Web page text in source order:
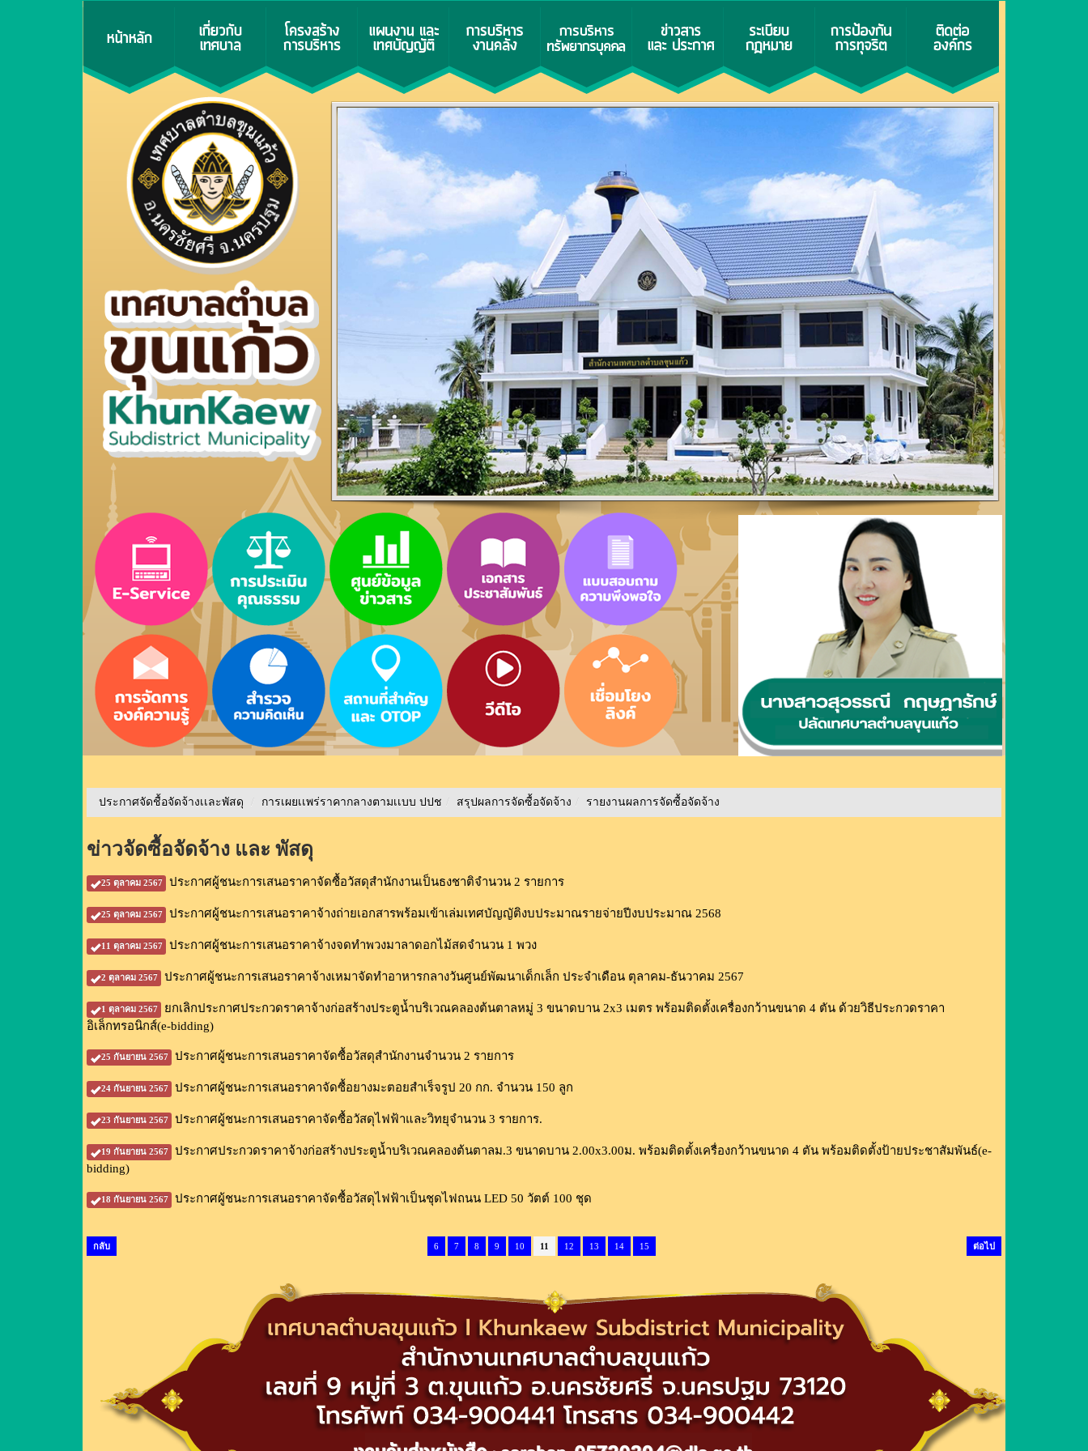
ประกาศจัดชื้อจัดจ้างเเละพัสดุ / การเผยเเพร่ราคากลางตามเเบบ ปปช / สรุปผลการจัดซื้อจัดจ้าง / รายงานผลการจัดซื้อจัดจ้าง
ข่าวจัดซื้อจัดจ้าง และ พัสดุ
25 ตุลาคม 2567 ประกาศผู้ชนะการเสนอราคาจัดซื้อวัสดุสำนักงานเป็นธงชาติจำนวน 2 รายการ
25 ตุลาคม 2567 ประกาศผู้ชนะการเสนอราคาจ้างถ่ายเอกสารพร้อมเข้าเล่มเทศบัญญัติงบประมาณรายจ่ายปีงบประมาณ 2568
11 ตุลาคม 2567 ประกาศผู้ชนะการเสนอราคาจ้างจดทำพวงมาลาดอกไม้สดจำนวน 1 พวง
2 ตุลาคม 2567 ประกาศผู้ชนะการเสนอราคาจ้างเหมาจัดทำอาหารกลางวันศูนย์พัฒนาเด็กเล็ก ประจำเดือน ตุลาคม-ธันวาคม 2567
1 ตุลาคม 2567
ยกเลิกประกาศประกวดราคาจ้างก่อสร้างประตูน้ำบริเวณคลองต้นตาลหมู่ 3 ขนาดบาน 2x3 เมตร พร้อมติดตั้งเครื่องกว้านขนาด 4 ตัน ด้วยวิธีประกวดราคา
อิเล็กทรอนิกส์(e-bidding)
25 กันยายน 2567 ประกาศผู้ชนะการเสนอราคาจัดซื้อวัสดุสำนักงานจำนวน 2 รายการ
24 กันยายน 2567 ประกาศผู้ชนะการเสนอราคาจัดซื้อยางมะตอยสำเร็จรูป 20 กก. จำนวน 150 ลูก
23 กันยายน 2567 ประกาศผู้ชนะการเสนอราคาจัดซื้อวัสดุไฟฟ้าและวิทยุจำนวน 3 รายการ.
19 กันยายน 2567
ประกาศประกวดราคาจ้างก่อสร้างประตูน้ำบริเวณคลองต้นตาลม.3 ขนาดบาน 2.00x3.00ม. พร้อมติดตั้งเครื่องกว้านขนาด 4 ตัน พร้อมติดตั้งป้ายประชาสัมพันธ์(e-
bidding)
18 กันยายน 2567 ประกาศผู้ชนะการเสนอราคาจัดซื้อวัสดุไฟฟ้าเป็นชุดไฟถนน LED 50 วัตต์ 100 ชุด
กลับ 6 7 8 9 10 11 12 13 14 15 ต่อไป